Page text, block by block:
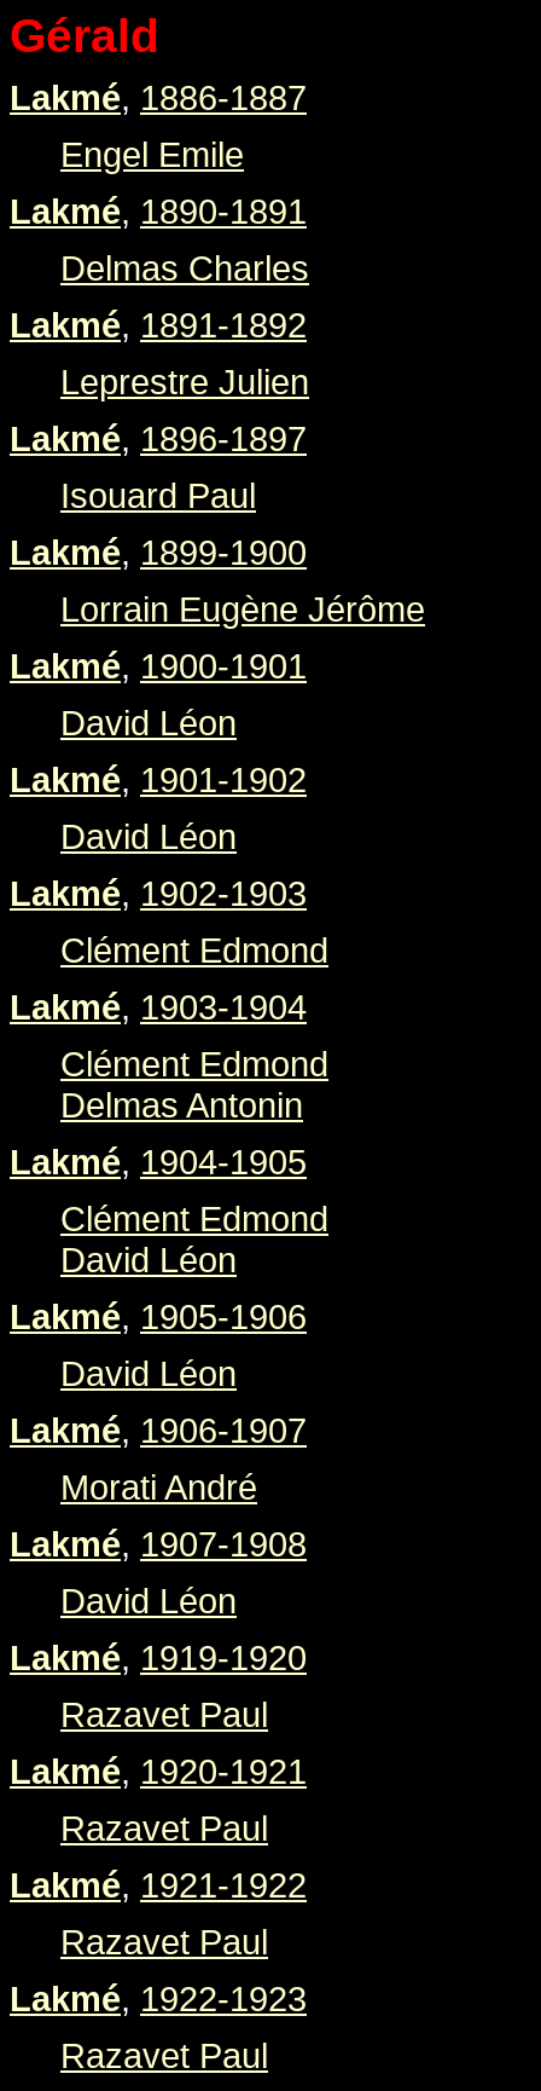
Gérald
Lakmé, 1886-1887
Engel Emile
Lakmé, 1890-1891
Delmas Charles
Lakmé, 1891-1892
Leprestre Julien
Lakmé, 1896-1897
Isouard Paul
Lakmé, 1899-1900
Lorrain Eugène Jérôme
Lakmé, 1900-1901
David Léon
Lakmé, 1901-1902
David Léon
Lakmé, 1902-1903
Clément Edmond
Lakmé, 1903-1904
Clément Edmond
Delmas Antonin
Lakmé, 1904-1905
Clément Edmond
David Léon
Lakmé, 1905-1906
David Léon
Lakmé, 1906-1907
Morati André
Lakmé, 1907-1908
David Léon
Lakmé, 1919-1920
Razavet Paul
Lakmé, 1920-1921
Razavet Paul
Lakmé, 1921-1922
Razavet Paul
Lakmé, 1922-1923
Razavet Paul